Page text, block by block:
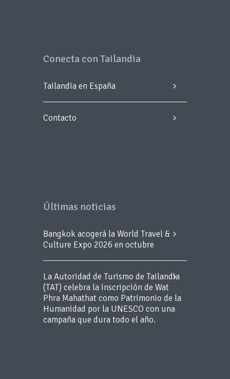
Conecta con Tailandia
Tailandia en España
Contacto
Últimas noticias
Bangkok acogerá la World Travel &
Culture Expo 2026 en octubre
La Autoridad de Turismo de Tailandia
(TAT) celebra la inscripción de Wat
Phra Mahathat como Patrimonio de la
Humanidad por la UNESCO con una
campaña que dura todo el año.